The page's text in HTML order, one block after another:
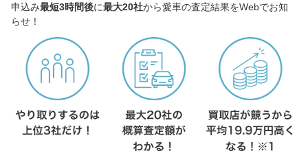
申込み最短3時間後に最大20社から愛車の査定結果をWebでお知
らせ！